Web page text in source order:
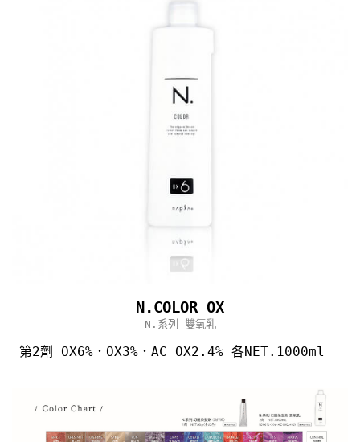
N.COLOR OX
N.系列 雙氧乳
第2劑 OX6%．OX3%．AC OX2.4% 各NET.1000ml